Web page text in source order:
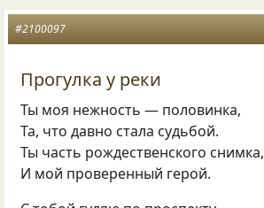
#2100097
Прогулка у реки
Ты моя нежность — половинка,
Та, что давно стала судьбой.
Ты часть рождественского снимка,
И мой проверенный герой.